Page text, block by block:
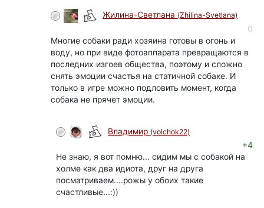
Жилина-Светлана (Zhilina-Svetlana)
0
Многие собаки ради хозяина готовы в огонь и
воду, но при виде фотоаппарата превращаются в
последних изгоев общества, поэтому и сложно
снять эмоции счастья на статичной собаке. И
только в игре можно подловить момент, когда
собака не прячет эмоции.
Владимир (volchok22)
+4
Не знаю, я вот помню... сидим мы с собакой на
холме как два идиота, друг на друга
посматриваем....рожы у обоих такие
счастливые...:))